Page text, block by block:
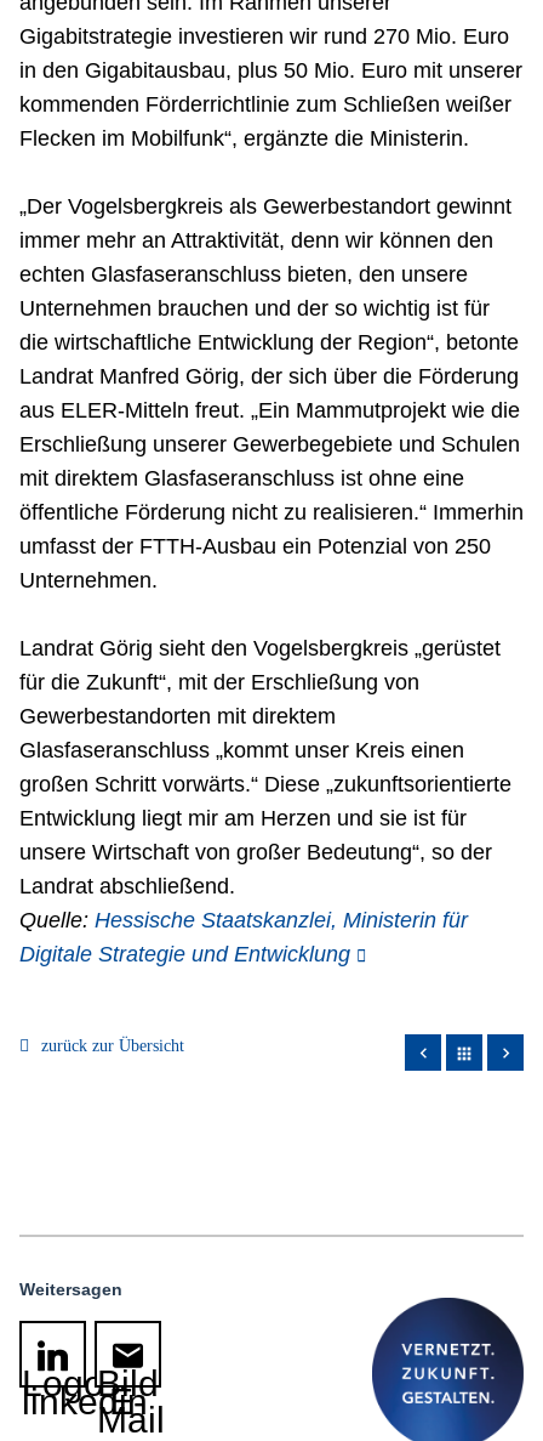
Gigabitstrategie investieren wir rund 270 Mio. Euro
in den Gigabitausbau, plus 50 Mio. Euro mit unserer
kommenden Förderrichtlinie zum Schließen weißer
Flecken im Mobilfunk“, ergänzte die Ministerin.
„Der Vogelsbergkreis als Gewerbestandort gewinnt
immer mehr an Attraktivität, denn wir können den
echten Glasfaseranschluss bieten, den unsere
Unternehmen brauchen und der so wichtig ist für
die wirtschaftliche Entwicklung der Region“, betonte
Landrat Manfred Görig, der sich über die Förderung
aus ELER-Mitteln freut. „Ein Mammutprojekt wie die
Erschließung unserer Gewerbegebiete und Schulen
mit direktem Glasfaseranschluss ist ohne eine
öffentliche Förderung nicht zu realisieren.“ Immerhin
umfasst der FTTH-Ausbau ein Potenzial von 250
Unternehmen.
Landrat Görig sieht den Vogelsbergkreis „gerüstet
für die Zukunft“, mit der Erschließung von
Gewerbestandorten mit direktem
Glasfaseranschluss „kommt unser Kreis einen
großen Schritt vorwärts.“ Diese „zukunftsorientierte
Entwicklung liegt mir am Herzen und sie ist für
unsere Wirtschaft von großer Bedeutung“, so der
Landrat abschließend.
Quelle: Hessische Staatskanzlei, Ministerin für
Digitale Strategie und Entwicklung
zurück zur Übersicht apps
Weitersagen
Logo
linkedin
Bild
E-
Mail